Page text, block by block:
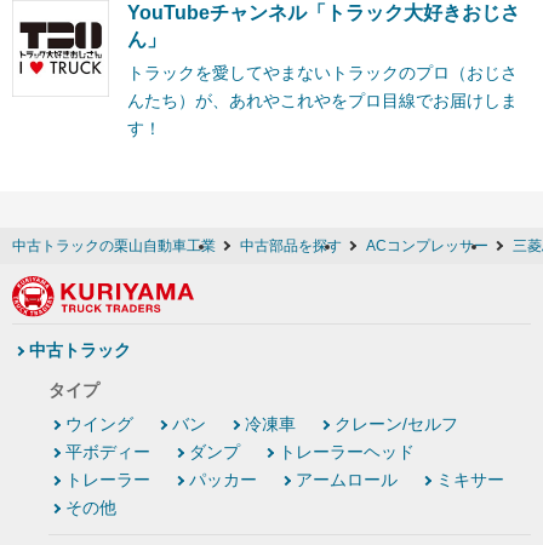
YouTubeチャンネル「トラック大好きおじさ
ん」
トラックを愛してやまないトラックのプロ（おじさ
んたち）が、あれやこれやをプロ目線でお届けしま
す！
中古トラックの栗山自動車工業 中古部品を探す ACコンプレッサー 三
中古トラック
タイプ
ウイング
バン 冷凍車
クレーン/セルフ
平ボディー
ダンプ
トレーラーヘッド
トレーラー
パッカー アームロール
ミキサー
その他